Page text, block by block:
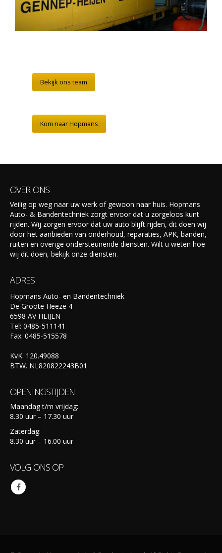
Bekijk ons team
Kom naar Hopmans
OVER ONS
Veilig op weg naar uw werk of gewoon naar huis. Hopmans
Auto- & Bandentechniek zorgt ervoor dat u zorgeloos kunt
rijden. Wij zorgen ervoor dat uw auto blijft rijden, dit doen wij
door het aanbieden van onderhoud, reparaties, APK, banden,
ruiten en overige ondersteunende diensten. Wilt u weten hoe
wij dit doen, bekijk onze diensten.
ADRES
Hopmans Auto- en Bandentechniek
De Groote Heeze 4
6598 AV HEIJEN
Tel: 0485-511141
Fax: 0485-515578
KvK. 120.49088
BTW. NL820822243B01
OPENINGSTIJDEN
Maandag t/m vrijdag:
8.30 uur – 17.30 uur
Zaterdag:
8.30 uur – 16.00 uur
VOLG ONS OP